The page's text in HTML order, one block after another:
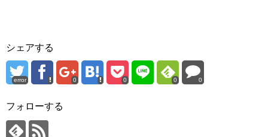
シェアする
error 0 0 0 0
フォローする